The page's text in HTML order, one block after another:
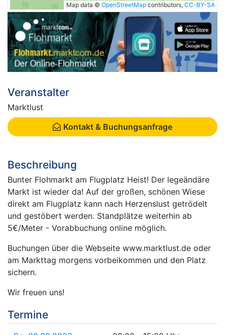
Map data © OpenStreetMap contributors, CC-BY-SA
Veranstalter
Marktlust
Kontakt & Buchungsanfrage
Beschreibung
Bunter Flohmarkt am Flugplatz Heist! Der legeändäre
Markt ist wieder da! Auf der großen, schönen Wiese
direkt am Flugplatz kann nach Herzenslust getrödelt
und gestöbert werden. Standplätze weiterhin ab
5€/Meter - Vorabbuchung online möglich.
Buchungen über die Webseite www.marktlust.de oder
am Markttag morgens vorbeikommen und den Platz
sichern.
Wir freuen uns!
Termine